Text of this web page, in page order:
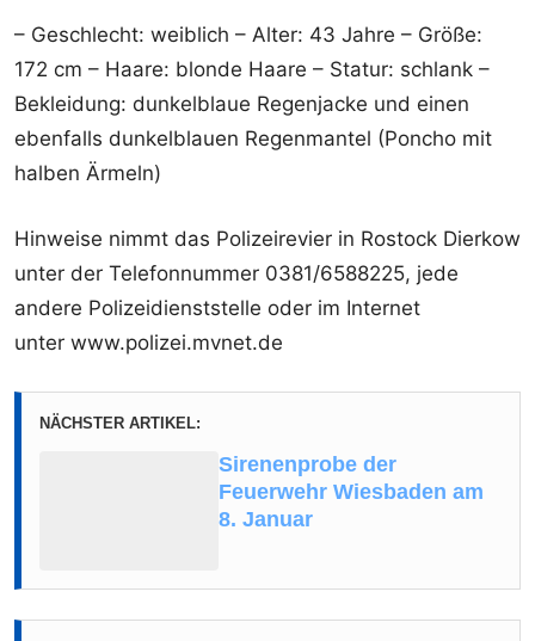
– Geschlecht: weiblich – Alter: 43 Jahre – Größe:
172 cm – Haare: blonde Haare – Statur: schlank –
Bekleidung: dunkelblaue Regenjacke und einen
ebenfalls dunkelblauen Regenmantel (Poncho mit
halben Ärmeln)
Hinweise nimmt das Polizeirevier in Rostock Dierkow
unter der Telefonnummer 0381/6588225, jede
andere Polizeidienststelle oder im Internet
unter www.polizei.mvnet.de
NÄCHSTER ARTIKEL:
Sirenenprobe der
Feuerwehr Wiesbaden am
8. Januar